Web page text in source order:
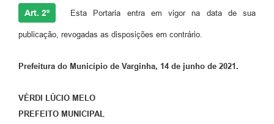
Art. 2º Esta Portaria entra em vigor na data de sua
publicação, revogadas as disposições em contrário.
Prefeitura do Município de Varginha, 14 de junho de 2021.
VÉRDI LÚCIO MELO
PREFEITO MUNICIPAL